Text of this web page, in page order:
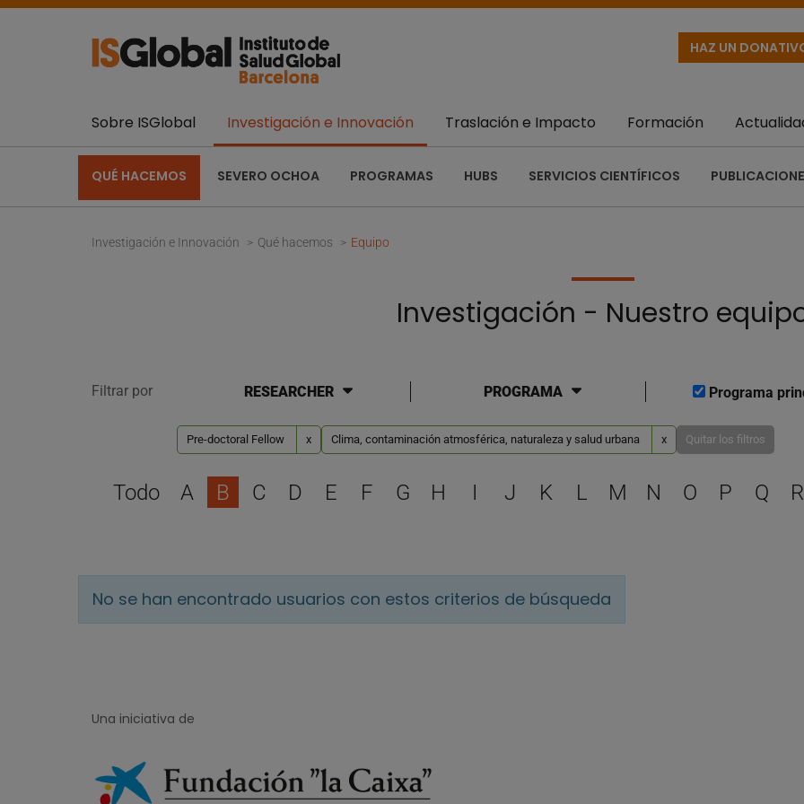
HAZ UN
Sobre ISGlobal Investigación e Innovación
QUÉ HACEMOS SEVERO OCHOA PROGRAMAS HUBS SERVICIOS CIENTÍFICOS
Traslación e Impacto Formación
Investigación e Innovación Qué hacemos Equipo
Investigación - Nuestro
Filtrar por RESEARCHER PROGRAMA Programa
Pre-doctoral Fellow x Clima, contaminación atmosférica, naturaleza y salud urbana x Quitar los filtros
Selecciona una letra
Todo A B C D E F G H I J K L M N O P Q R
No se han encontrado usuarios con estos criterios de búsqueda
Una iniciativa de